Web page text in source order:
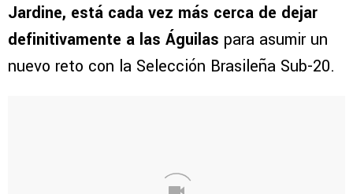
Jardine, está cada vez más cerca de dejar
definitivamente a las Águilas para asumir un
nuevo reto con la Selección Brasileña Sub-20.